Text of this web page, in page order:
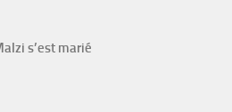
s’est marié